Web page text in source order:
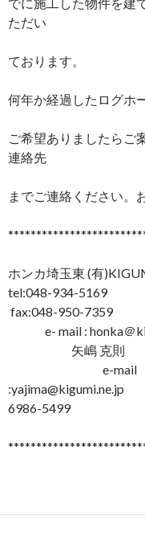
ただい
ております。
何年か経過したログホ
ご希望ありましたらご
連絡先
までご連絡ください。
ホンカ埼
e- mail :
矢
e-mail
6986-5499